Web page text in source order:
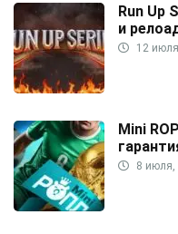
Run Up
и
12
Mini
8 июля,